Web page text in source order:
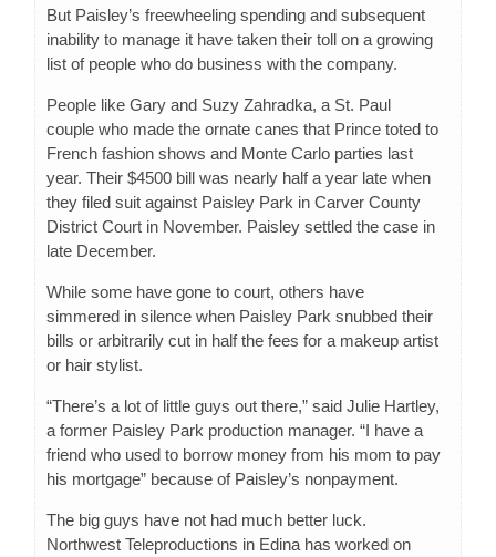
But Paisley’s freewheeling spending and subsequent
inability to manage it have taken their toll on a growing
list of people who do business with the company.
People like Gary and Suzy Zahradka, a St. Paul
couple who made the ornate canes that Prince toted to
French fashion shows and Monte Carlo parties last
year. Their $4500 bill was nearly half a year late when
they filed suit against Paisley Park in Carver County
District Court in November. Paisley settled the case in
late December.
While some have gone to court, others have
simmered in silence when Paisley Park snubbed their
bills or arbitrarily cut in half the fees for a makeup artist
or hair stylist.
“There’s a lot of little guys out there,” said Julie Hartley,
a former Paisley Park production manager. “I have a
friend who used to borrow money from his mom to pay
his mortgage” because of Paisley’s nonpayment.
The big guys have not had much better luck.
Northwest Teleproductions in Edina has worked on